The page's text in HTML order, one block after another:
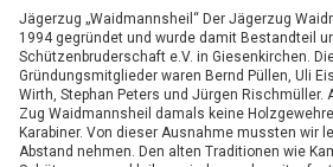
Jägerzug „Waidmannsheil“ Der Jägerzug
1994 gegründet und wurde damit Bestandteil
Schützenbruderschaft e.V. in Giesenkirchen.
Gründungsmitglieder waren Bernd Püllen, Uli
Wirth, Stephan Peters und Jürgen Rischmüller.
Zug Waidmannsheil damals keine
Karabiner. Von dieser Ausnahme mussten wir
Abstand nehmen. Den alten Traditionen wie